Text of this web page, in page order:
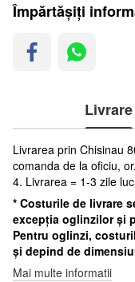
Împărtășiți
Livrare
Livrarea prin Chisinau
comanda de la oficiu,
4. Livrarea = 1-3 zile
* Costurile de livrare
excepția oglinzilor și
Pentru oglinzi,
și depind de
Mai multe informatii